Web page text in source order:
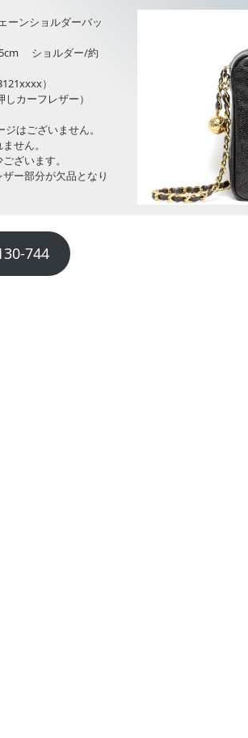
ンショルダーバッ
ショルダー/約
）
カーフレザー）
はございません。
せん。
ざいます。
ー部分が欠品となり
744